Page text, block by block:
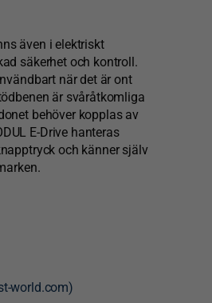
även i elektriskt
säkerhet och kontroll.
när det är ont
är svåråtkomliga
behöver kopplas av
E-Drive hanteras
och känner själv
world.com)